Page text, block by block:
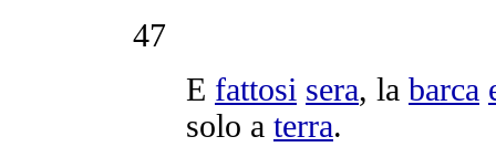
47
E fattosi sera, la barca
solo a terra.